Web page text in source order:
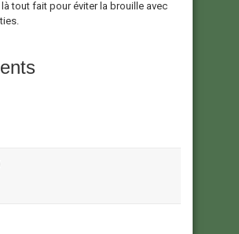
tout fait pour éviter la brouille avec